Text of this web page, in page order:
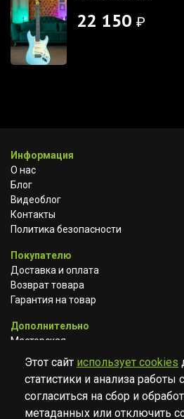
22 150 ₽
Информация
О нас
Блог
Видеоблог
Контакты
Политика безопасности
Покупателю
Доставка и оплата
Возврат товара
Гарантия на товар
Дополнительно
Мастерская
Сотрудничество
Этот сайт использует cookies
статистики и анализа работы
согласиться на сбор и
метаданных или отключить